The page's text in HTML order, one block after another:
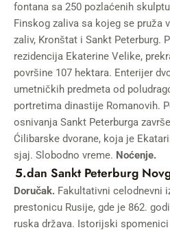
fontana sa 250 pozlaćenih
Finskog zaliva sa kojeg se pruža
zaliv, Kronštat i Sankt Peterburg.
rezidencija Ekaterine Velike,
površine 107 hektara. Enterijer
umetničkih predmeta od
portretima dinastije Romanovih.
osnivanja Sankt Peterburga
Ćilibarske dvorane, koja je
sjaj. Slobodno vreme. Noćenje.
5.dan Sankt Peterburg
Doručak. Fakultativni celodnevni
prestonicu Rusije, gde je 862.
ruska država. Istorijski